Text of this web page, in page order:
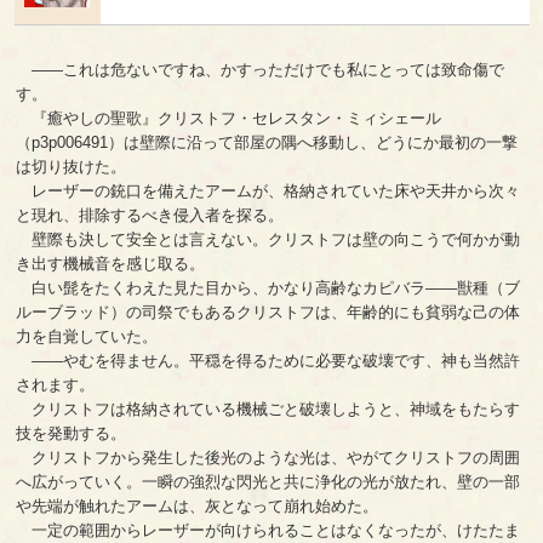
――これは危ないですね、かすっただけでも私にとっては致命傷で
す。
『癒やしの聖歌』クリストフ・セレスタン・ミィシェール
（p3p006491）は壁際に沿って部屋の隅へ移動し、どうにか最初の一撃
は切り抜けた。
レーザーの銃口を備えたアームが、格納されていた床や天井から次々
と現れ、排除するべき侵入者を探る。
壁際も決して安全とは言えない。クリストフは壁の向こうで何かが動
き出す機械音を感じ取る。
白い髭をたくわえた見た目から、かなり高齢なカピバラ――獣種（ブ
ルーブラッド）の司祭でもあるクリストフは、年齢的にも貧弱な己の体
力を自覚していた。
――やむを得ません。平穏を得るために必要な破壊です、神も当然許
されます。
クリストフは格納されている機械ごと破壊しようと、神域をもたらす
技を発動する。
クリストフから発生した後光のような光は、やがてクリストフの周囲
へ広がっていく。一瞬の強烈な閃光と共に浄化の光が放たれ、壁の一部
や先端が触れたアームは、灰となって崩れ始めた。
一定の範囲からレーザーが向けられることはなくなったが、けたたま